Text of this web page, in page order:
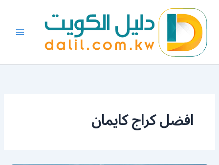
المحتوى
افضل كراج كايمان